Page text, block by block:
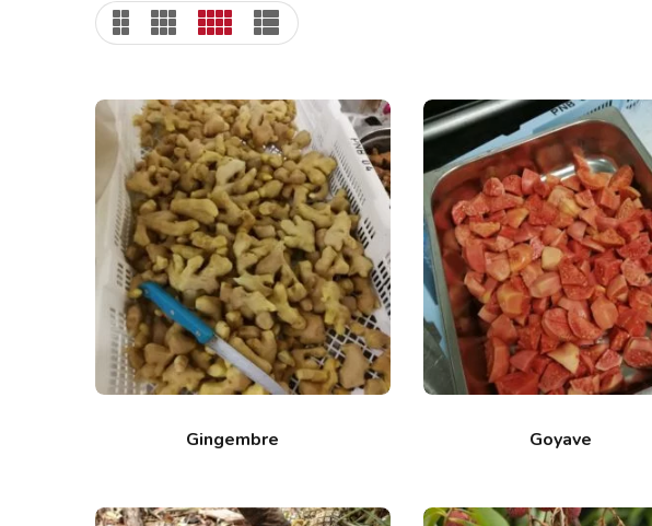
Gingembre Goyave